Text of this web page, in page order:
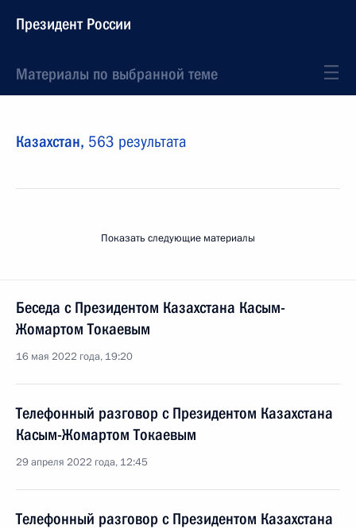
Президент России
Материалы по выбранной теме
Казахстан, 563 результата
Показать следующие материалы
Беседа с Президентом Казахстана Касым-
Жомартом Токаевым
16 мая 2022 года, 19:20
Телефонный разговор с Президентом Казахстана
Касым-Жомартом Токаевым
29 апреля 2022 года, 12:45
Телефонный разговор с Президентом Казахстана